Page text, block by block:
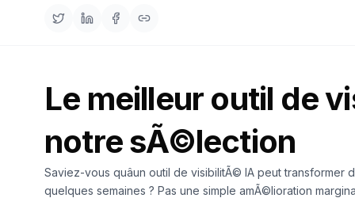
Le meilleur outil de
notre sÃ©lection
Saviez-vous quâun outil de visibilitÃ© IA peut
quelques semaines ? Pas une simple amÃ©lioration